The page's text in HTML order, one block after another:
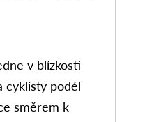
v blízkosti
cyklisty podél
směrem k